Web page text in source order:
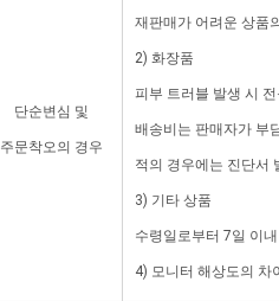
단순변심 및
주문착오의 경우
재판매가 어려운 상품
2) 화장품
피부 트러블 발생 시
배송비는 판매자가 부
적의 경우에는 진단서
3) 기타 상품
수령일로부터 7일 이
4) 모니터 해상도의 차